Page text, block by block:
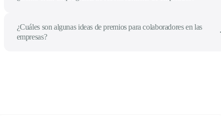
¿Cuáles son algunas ideas de premios para colaboradores en las
empresas?